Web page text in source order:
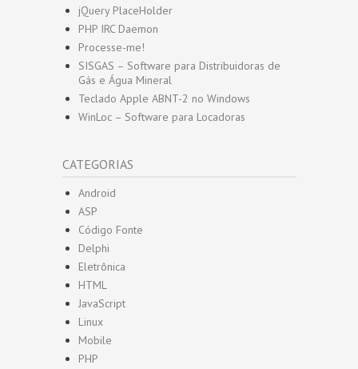
jQuery PlaceHolder
PHP IRC Daemon
Processe-me!
SISGAS – Software para Distribuidoras de
Gás e Água Mineral
Teclado Apple ABNT-2 no Windows
WinLoc – Software para Locadoras
CATEGORIAS
Android
ASP
Código Fonte
Delphi
Eletrônica
HTML
JavaScript
Linux
Mobile
PHP